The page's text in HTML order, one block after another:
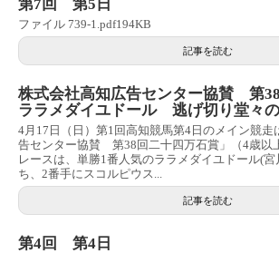
第7回 第5日
ファイル 739-1.pdf194KB
記事を読む
株式会社高知広告センター協賛 第
ララメダイユドール 逃げ切り堂々
4月17日（日）第1回高知競馬第4日のメイン競走
告センター協賛 第38回二十四万石賞」（4歳以
レースは、単勝1番人気のララメダイユドール(
ち、2番手にスコルピウス...
記事を読む
第4回 第4日